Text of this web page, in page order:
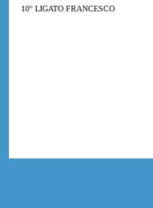
10° LIGATO FRANCESCO